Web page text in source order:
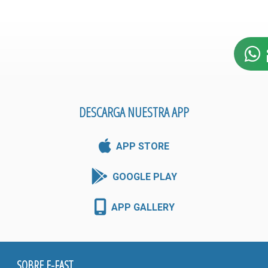
DESCARGA NUESTRA APP
APP STORE
GOOGLE PLAY
APP GALLERY